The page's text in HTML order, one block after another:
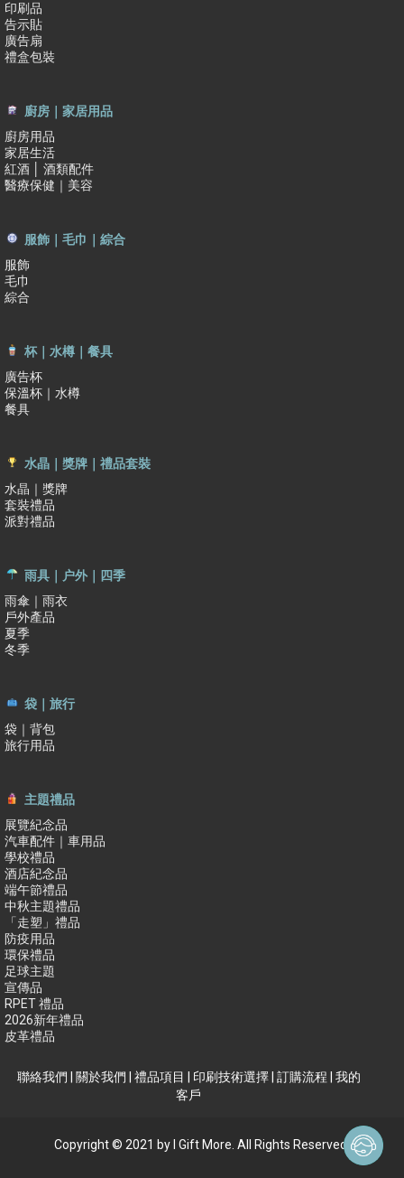
印刷品
告示貼
廣告扇
禮盒包裝
廚房｜家居用品
廚房用品
家居生活
紅酒 │ 酒類配件
醫療保健｜美容
服飾｜毛巾｜綜合
服飾
毛巾
綜合
杯｜水樽｜餐具
廣告杯
保溫杯｜水樽
餐具
水晶｜獎牌｜禮品套裝
水晶｜獎牌
套裝禮品
派對禮品
雨具｜户外｜四季
雨傘｜雨衣
戶外產品
夏季
冬季
袋｜旅行
袋｜背包
旅行用品
主題禮品
展覽紀念品
汽車配件｜車用品
學校禮品
酒店紀念品
端午節禮品
中秋主題禮品
「走塑」禮品
防疫用品
環保禮品
足球主題
宣傳品
RPET 禮品
2026新年禮品
皮革禮品
聯絡我們 關於我們 禮品項目 印刷技術選擇| 訂購流程
我的
客戶
Copyright © 2021 by I Gift More. All Rights Reserved.